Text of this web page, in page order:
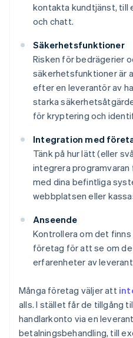
kontakta kundtjänst,
och chatt.
Säkerhetsfunktioner
Risken för bedrägerier
säkerhetsfunktioner är
efter en leverantör av
starka
för kryptering och
Integration med
Tänk på hur lätt (eller
integrera
med dina befintliga
webbplatsen eller
Anseende
Kontrollera om det
företag för att se om
erfarenheter av
Många företag väljer att
alls. I stället får de tillgång
handlarkonto via en
betalningsbehandling, till